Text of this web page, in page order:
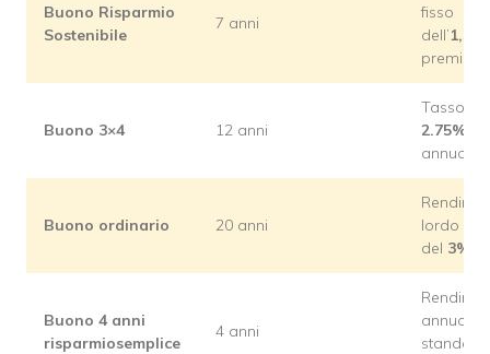
Buono Risparmio
Sostenibile
7 anni
fisso
dell’
premio
Buono 3×4 12 anni
Tasso del
2.75%
annuo
Buono ordinario 20 anni
lordo
del 3%
Buono 4 anni
risparmiosemplice
4 anni
annuo
standard